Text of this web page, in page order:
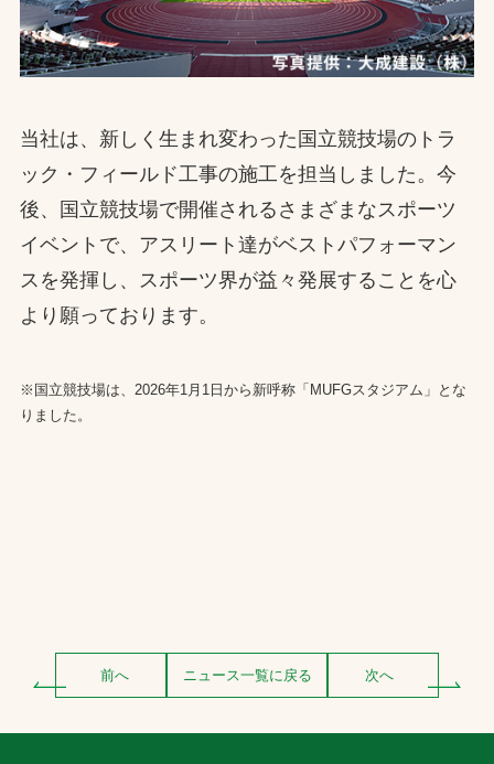
文字の見えづらさや操作にお困りの方へ
当社は、新しく生まれ変わった国立競技場のトラ
ック・フィールド工事の施工を担当しました。今
後、国立競技場で開催されるさまざまなスポーツ
イベントで、アスリート達がベストパフォーマン
スを発揮し、スポーツ界が益々発展することを心
より願っております。
※国立競技場は、2026年1月1日から新呼称「MUFGスタジアム」とな
りました。
前へ ニュース一覧に戻る 次へ